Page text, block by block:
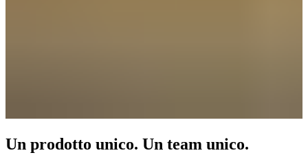
Un prodotto unico. Un team unico.